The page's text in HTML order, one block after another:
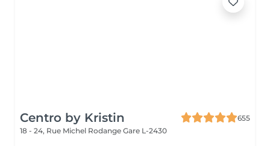
Centro by Kristin
655
18 - 24, Rue Michel Rodange Gare L-2430